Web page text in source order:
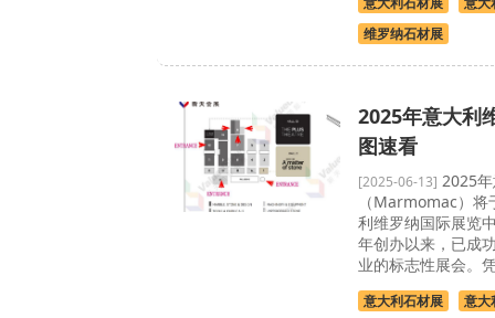
维罗纳石材展
2025年意大利
图速看
[2025-06-13] 2025
（Marmomac）
利维罗纳国际展览
年创办以来，已成
业的标志性展会。
意大利石材展
意大